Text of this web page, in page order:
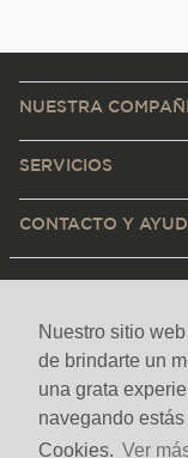
Nuestro sitio
de brindarte un
una grata
navegando
Cookies. Ver
NUESTRA
SERVICIOS
CONTACTO Y